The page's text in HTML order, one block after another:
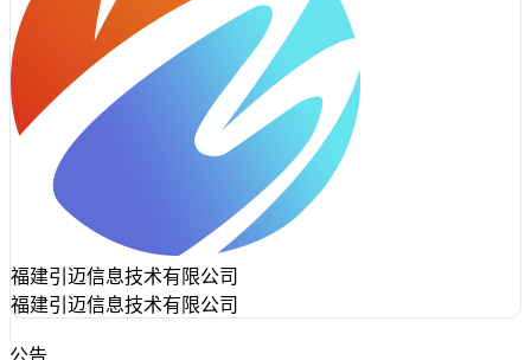
福建引迈信息技术有限公司
福建引迈信息技术有限公司